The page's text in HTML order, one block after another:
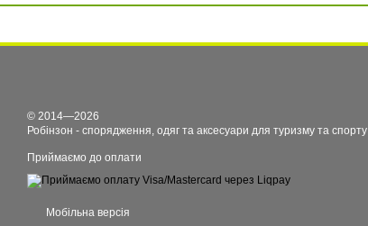
© 2014—2026
Робінзон - спорядження, одяг та аксесуари для туризму та спорту
Приймаємо до оплати
Мобільна версія